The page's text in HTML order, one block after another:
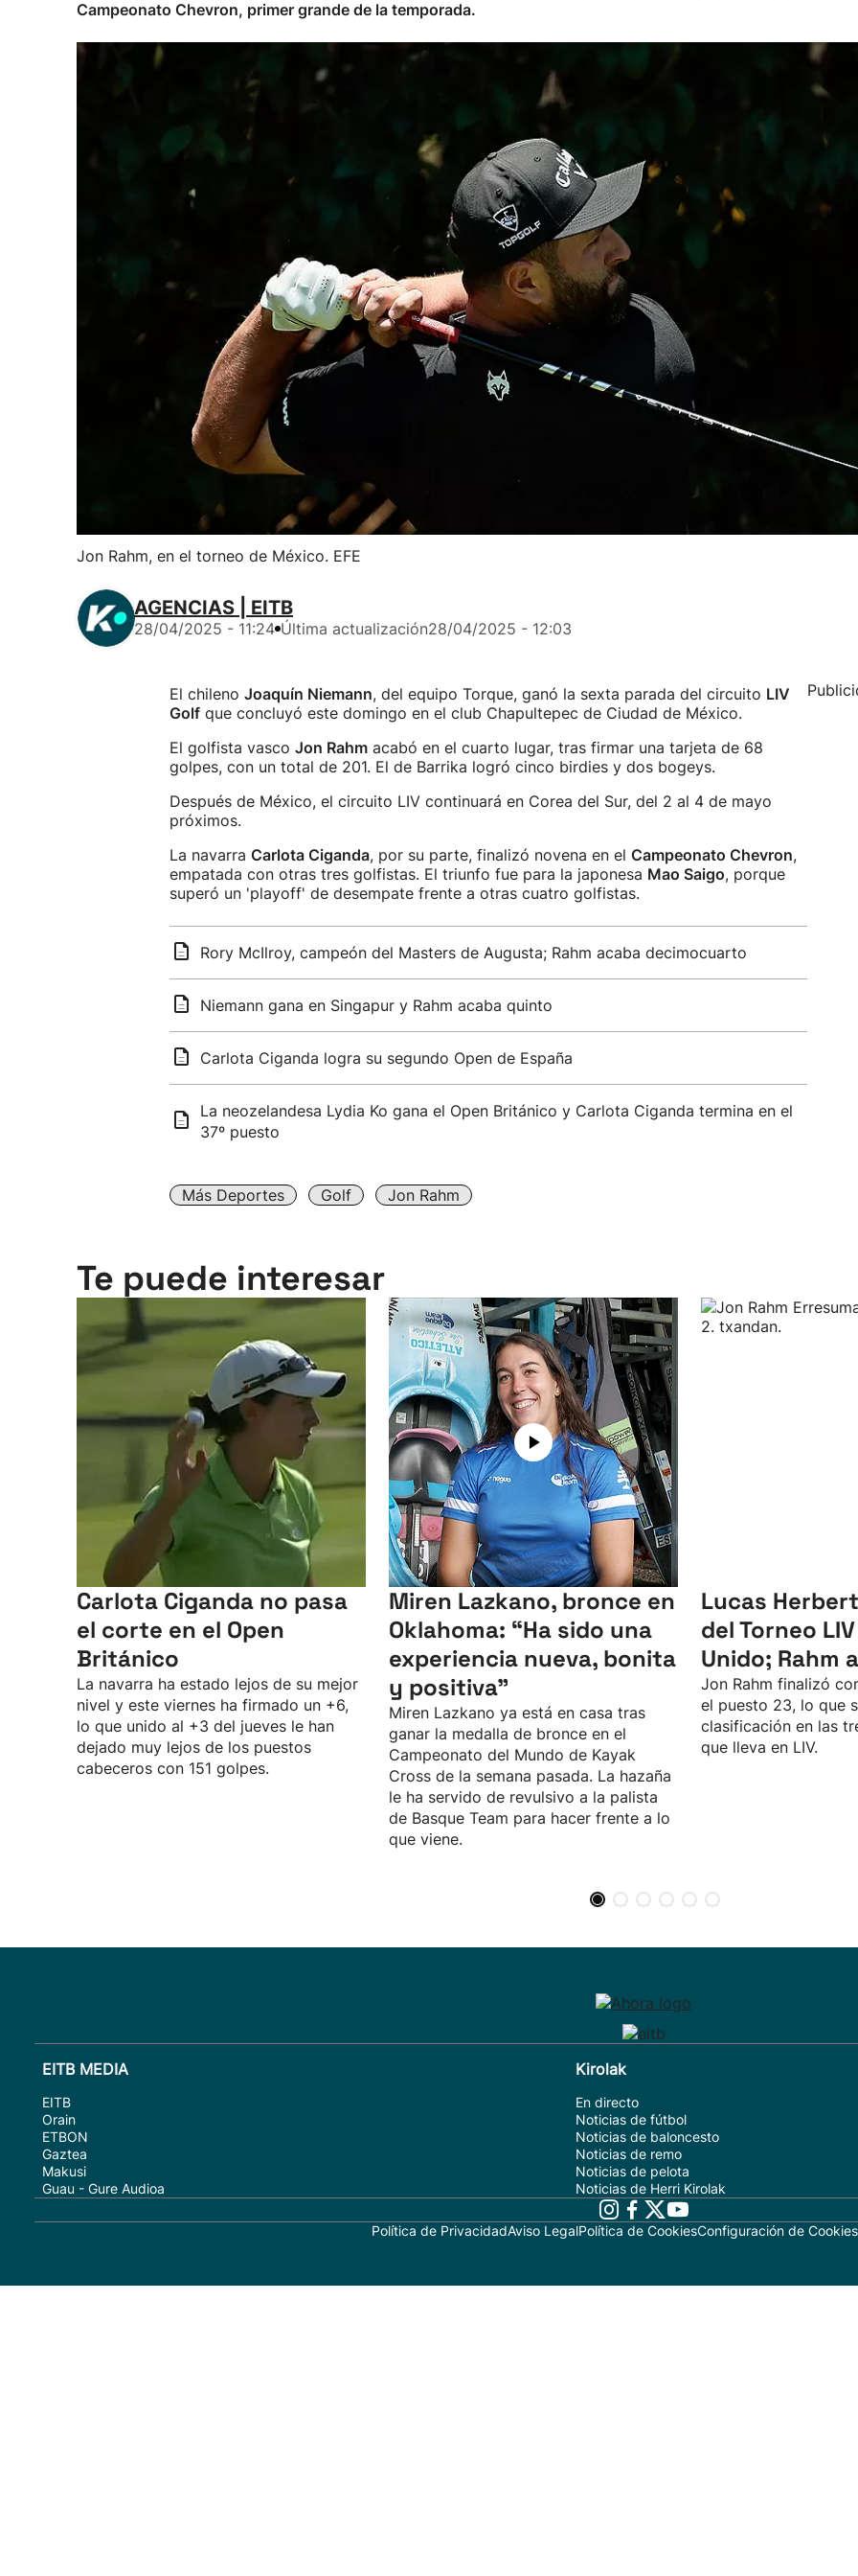
Campeonato Chevron, primer grande de la temporada.
Jon Rahm, en el torneo de México. EFE
AGENCIAS | EITB
28/04/2025 - 11:24 Última actualización28/04/2025 - 12:03
El chileno Joaquín Niemann, del equipo Torque, ganó la sexta parada del circuito LIV
Golf que concluyó este domingo en el club Chapultepec de Ciudad de México.
El golfista vasco Jon Rahm acabó en el cuarto lugar, tras firmar una tarjeta de 68
golpes, con un total de 201. El de Barrika logró cinco birdies y dos bogeys.
Después de México, el circuito LIV continuará en Corea del Sur, del 2 al 4 de mayo
próximos.
La navarra Carlota Ciganda, por su parte, finalizó novena en el Campeonato Chevron,
empatada con otras tres golfistas. El triunfo fue para la japonesa Mao Saigo, porque
superó un 'playoff' de desempate frente a otras cuatro golfistas.
Rory McIlroy, campeón del Masters de Augusta; Rahm acaba decimocuarto
Niemann gana en Singapur y Rahm acaba quinto
Carlota Ciganda logra su segundo Open de España
La neozelandesa Lydia Ko gana el Open Británico y Carlota Ciganda termina en el
37º puesto
Más Deportes Golf Jon Rahm
Te puede interesar
Carlota Ciganda no pasa
el corte en el Open
Británico
La navarra ha estado lejos de su mejor
nivel y este viernes ha firmado un +6,
lo que unido al +3 del jueves le han
dejado muy lejos de los puestos
cabeceros con 151 golpes.
Miren Lazkano, bronce en
Oklahoma: “Ha sido una
experiencia nueva, bonita
y positiva"
Miren Lazkano ya está en casa tras
ganar la medalla de bronce en el
Campeonato del Mundo de Kayak
Cross de la semana pasada. La hazaña
le ha servido de revulsivo a la palista
de Basque Team para hacer frente a lo
que viene.
Lucas
del Torneo
Unido; Rahm
Jon Rahm finalizó
el puesto 23, lo que
clasificación en las
que lleva en LIV.
EITB MEDIA
EITB
Orain
ETBON
Gaztea
Makusi
Guau - Gure Audioa
Kirolak
En directo
Noticias de fútbol
Noticias de baloncesto
Noticias de remo
Noticias de pelota
Noticias de Herri Kirolak
Política de PrivacidadAviso LegalPolítica de CookiesConfiguración de Cookies